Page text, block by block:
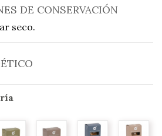
DE CONSERVACIÓN
seco.